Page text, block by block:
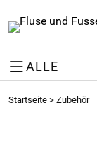
ALLE
Startseite > Zubehör